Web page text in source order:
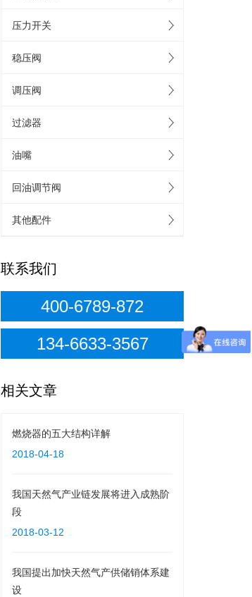
压力开关
稳压阀
调压阀
过滤器
油嘴
回油调节阀
其他配件
联系我们
400-6789-872
134-6633-3567
相关文章
燃烧器的五大结构详解
2018-04-18
我国天然气产业链发展将进入成熟阶
段
2018-03-12
我国提出加快天然气产供储销体系建
设